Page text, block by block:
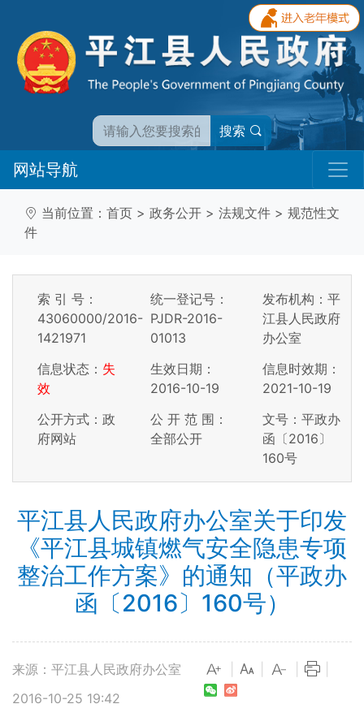
搜索
网站导航
当前位置： 首页 > 政务公开 > 法规文件 > 规范性文
件
索 引 号：
43060000/2016-
1421971
统一登记号：
PJDR-2016-
01013
发布机构：平
江县人民政府
办公室
信息状态： 失
效
生效日期：
2016-10-19
信息时效期：
2021-10-19
公开方式：政
府网站
公 开 范 围：
全部公开
文号：平政办
函〔2016〕
160号
平江县人民政府办公室关于印发
《平江县城镇燃气安全隐患专项
整治工作方案》的通知（平政办
函〔2016〕160号）
来源：平江县人民政府办公室
2016-10-25 19:42